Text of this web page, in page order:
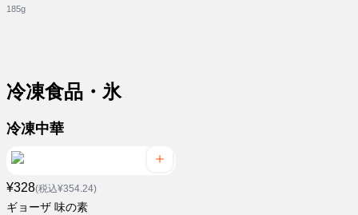
185g
冷凍食品・氷
冷凍中華
¥328(税込¥354.24)
ギョーザ 味の素